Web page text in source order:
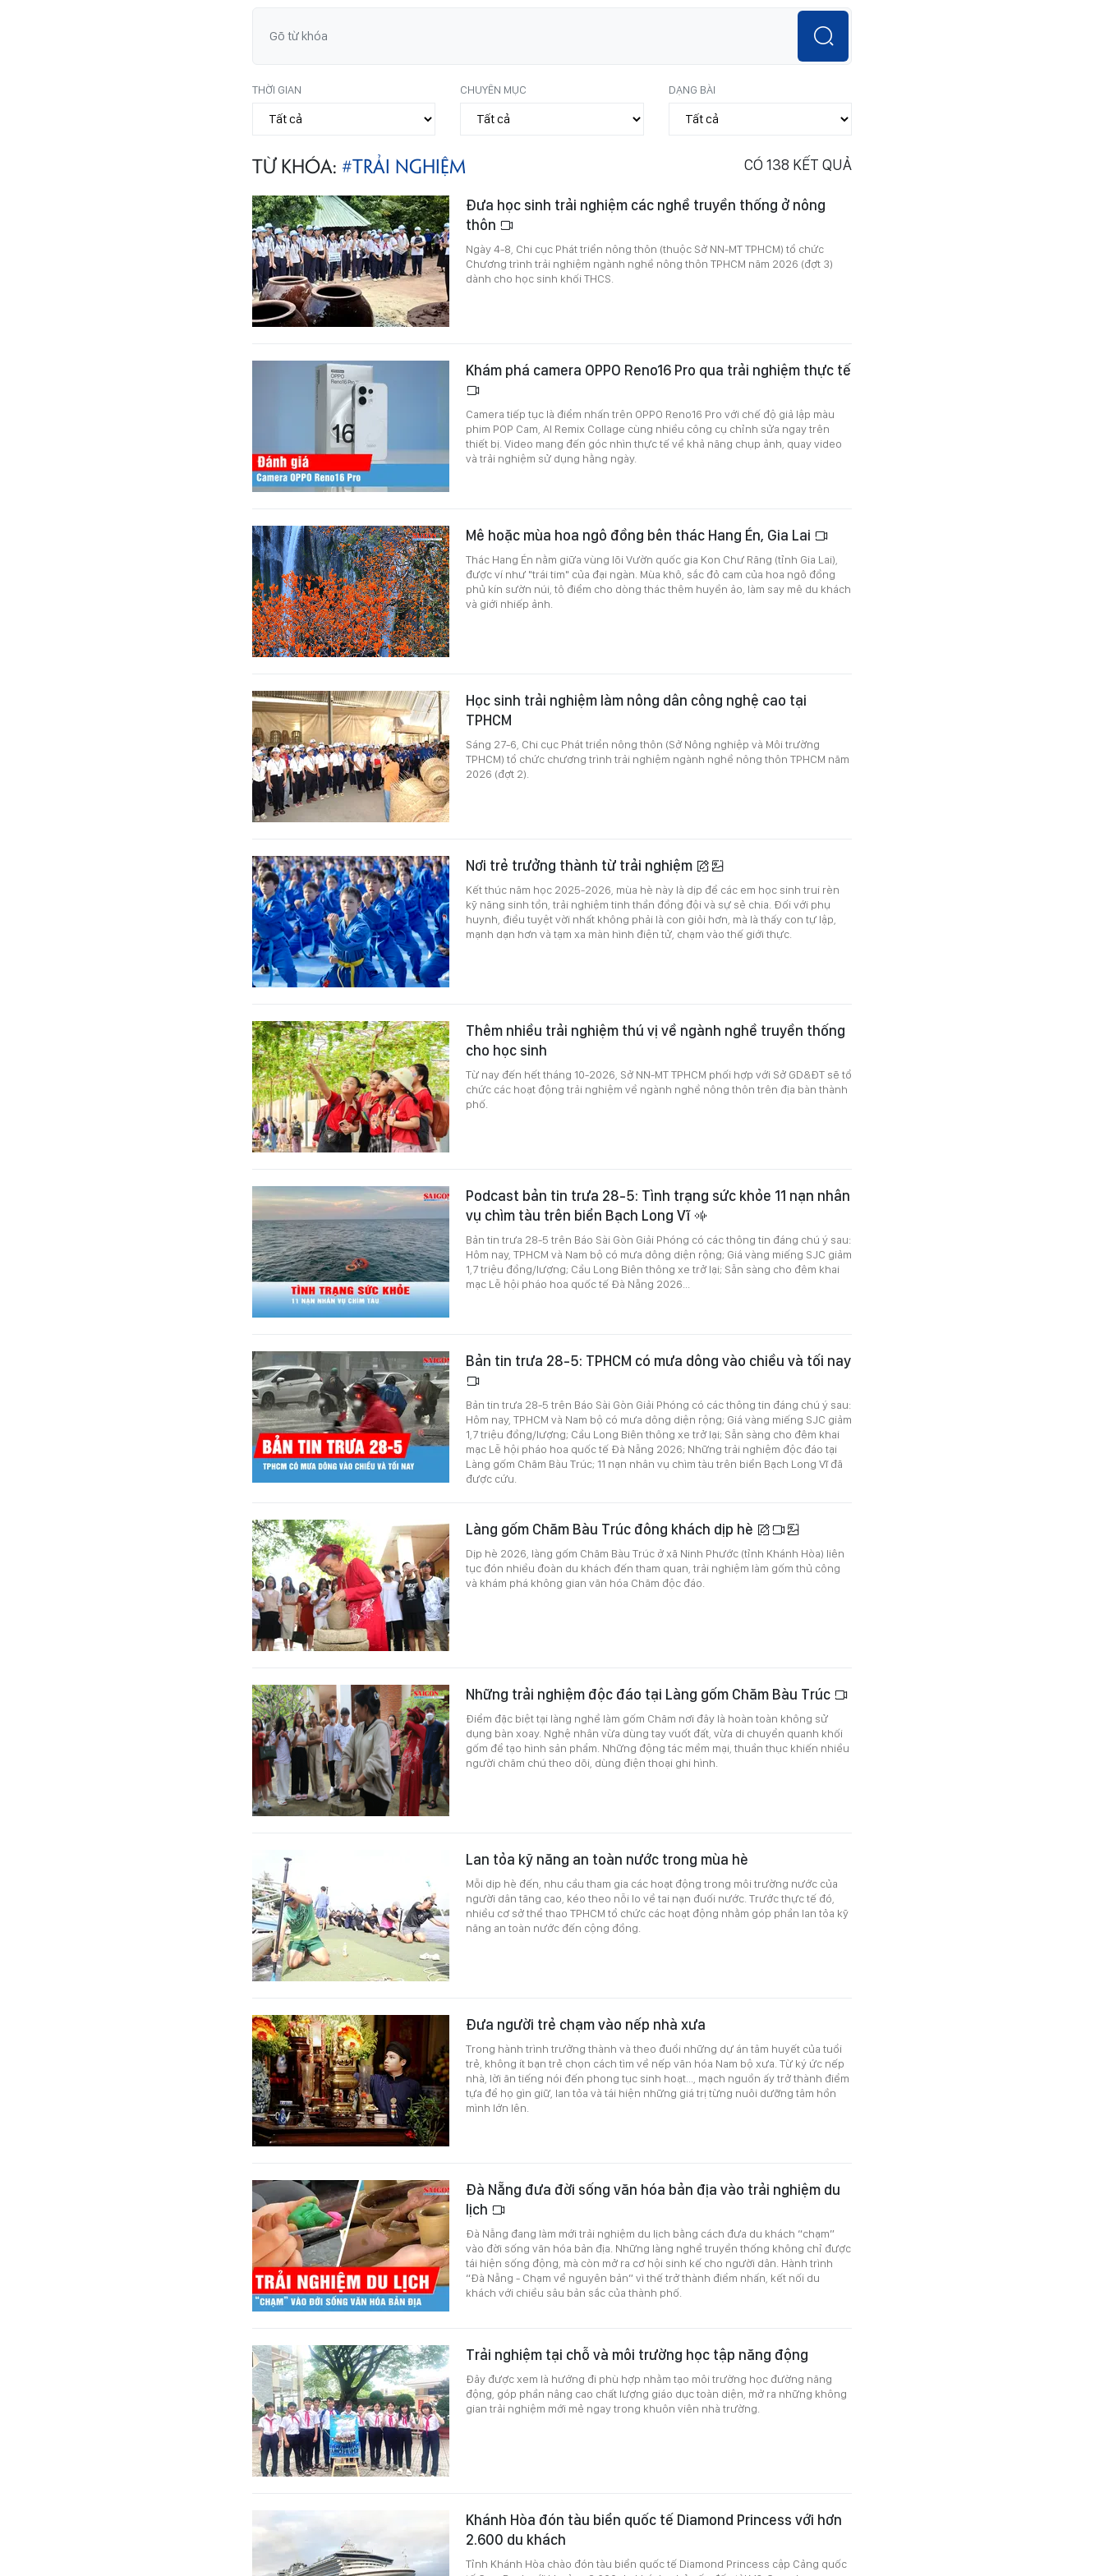
THỜI GIAN CHUYÊN MỤC DẠNG BÀI
TỪ KHÓA: #TRẢI NGHIỆM CÓ 138 KẾT QUẢ
Đưa học sinh trải nghiệm các nghề truyền thống ở nông
thôn
Ngày 4-8, Chi cục Phát triển nông thôn (thuộc Sở NN-MT TPHCM) tổ chức
Chương trình trải nghiệm ngành nghề nông thôn TPHCM năm 2026 (đợt 3)
dành cho học sinh khối THCS.
Khám phá camera OPPO Reno16 Pro qua trải nghiệm thực tế
Camera tiếp tục là điểm nhấn trên OPPO Reno16 Pro với chế độ giả lập màu
phim POP Cam, AI Remix Collage cùng nhiều công cụ chỉnh sửa ngay trên
thiết bị. Video mang đến góc nhìn thực tế về khả năng chụp ảnh, quay video
và trải nghiệm sử dụng hằng ngày.
Mê hoặc mùa hoa ngô đồng bên thác Hang Én, Gia Lai
Thác Hang Én nằm giữa vùng lõi Vườn quốc gia Kon Chư Răng (tỉnh Gia Lai),
được ví như "trái tim" của đại ngàn. Mùa khô, sắc đỏ cam của hoa ngô đồng
phủ kín sườn núi, tô điểm cho dòng thác thêm huyền ảo, làm say mê du khách
và giới nhiếp ảnh.
Học sinh trải nghiệm làm nông dân công nghệ cao tại
TPHCM
Sáng 27-6, Chi cục Phát triển nông thôn (Sở Nông nghiệp và Môi trường
TPHCM) tổ chức chương trình trải nghiệm ngành nghề nông thôn TPHCM năm
2026 (đợt 2).
Nơi trẻ trưởng thành từ trải nghiệm
Kết thúc năm học 2025-2026, mùa hè này là dịp để các em học sinh trui rèn
kỹ năng sinh tồn, trải nghiệm tinh thần đồng đội và sự sẻ chia. Đối với phụ
huynh, điều tuyệt vời nhất không phải là con giỏi hơn, mà là thấy con tự lập,
mạnh dạn hơn và tạm xa màn hình điện tử, chạm vào thế giới thực.
Thêm nhiều trải nghiệm thú vị về ngành nghề truyền thống
cho học sinh
Từ nay đến hết tháng 10-2026, Sở NN-MT TPHCM phối hợp với Sở GD&ĐT sẽ tổ
chức các hoạt động trải nghiệm về ngành nghề nông thôn trên địa bàn thành
phố.
Podcast bản tin trưa 28-5: Tình trạng sức khỏe 11 nạn nhân
vụ chìm tàu trên biển Bạch Long Vĩ
Bản tin trưa 28-5 trên Báo Sài Gòn Giải Phóng có các thông tin đáng chú ý sau:
Hôm nay, TPHCM và Nam bộ có mưa dông diện rộng; Giá vàng miếng SJC giảm
1,7 triệu đồng/lượng; Cầu Long Biên thông xe trở lại; Sẵn sàng cho đêm khai
mạc Lễ hội pháo hoa quốc tế Đà Nẵng 2026...
Bản tin trưa 28-5: TPHCM có mưa dông vào chiều và tối nay
Bản tin trưa 28-5 trên Báo Sài Gòn Giải Phóng có các thông tin đáng chú ý sau:
Hôm nay, TPHCM và Nam bộ có mưa dông diện rộng; Giá vàng miếng SJC giảm
1,7 triệu đồng/lượng; Cầu Long Biên thông xe trở lại; Sẵn sàng cho đêm khai
mạc Lễ hội pháo hoa quốc tế Đà Nẵng 2026; Những trải nghiệm độc đáo tại
Làng gốm Chăm Bàu Trúc; 11 nạn nhân vụ chìm tàu trên biển Bạch Long Vĩ đã
được cứu.
Làng gốm Chăm Bàu Trúc đông khách dịp hè
Dịp hè 2026, làng gốm Chăm Bàu Trúc ở xã Ninh Phước (tỉnh Khánh Hòa) liên
tục đón nhiều đoàn du khách đến tham quan, trải nghiệm làm gốm thủ công
và khám phá không gian văn hóa Chăm độc đáo.
Những trải nghiệm độc đáo tại Làng gốm Chăm Bàu Trúc
Điểm đặc biệt tại làng nghề làm gốm Chăm nơi đây là hoàn toàn không sử
dụng bàn xoay. Nghệ nhân vừa dùng tay vuốt đất, vừa di chuyển quanh khối
gốm để tạo hình sản phẩm. Những động tác mềm mại, thuần thục khiến nhiều
người chăm chú theo dõi, dùng điện thoại ghi hình.
Lan tỏa kỹ năng an toàn nước trong mùa hè
Mỗi dịp hè đến, nhu cầu tham gia các hoạt động trong môi trường nước của
người dân tăng cao, kéo theo nỗi lo về tai nạn đuối nước. Trước thực tế đó,
nhiều cơ sở thể thao TPHCM tổ chức các hoạt động nhằm góp phần lan tỏa kỹ
năng an toàn nước đến cộng đồng.
Đưa người trẻ chạm vào nếp nhà xưa
Trong hành trình trưởng thành và theo đuổi những dự án tâm huyết của tuổi
trẻ, không ít bạn trẻ chọn cách tìm về nếp văn hóa Nam bộ xưa. Từ ký ức nếp
nhà, lời ăn tiếng nói đến phong tục sinh hoạt..., mạch nguồn ấy trở thành điểm
tựa để họ gìn giữ, lan tỏa và tái hiện những giá trị từng nuôi dưỡng tâm hồn
mình lớn lên.
Đà Nẵng đưa đời sống văn hóa bản địa vào trải nghiệm du
lịch
Đà Nẵng đang làm mới trải nghiệm du lịch bằng cách đưa du khách “chạm”
vào đời sống văn hóa bản địa. Những làng nghề truyền thống không chỉ được
tái hiện sống động, mà còn mở ra cơ hội sinh kế cho người dân. Hành trình
“Đà Nẵng - Chạm về nguyên bản” vì thế trở thành điểm nhấn, kết nối du
khách với chiều sâu bản sắc của thành phố.
Trải nghiệm tại chỗ và môi trường học tập năng động
Đây được xem là hướng đi phù hợp nhằm tạo môi trường học đường năng
động, góp phần nâng cao chất lượng giáo dục toàn diện, mở ra những không
gian trải nghiệm mới mẻ ngay trong khuôn viên nhà trường.
Khánh Hòa đón tàu biển quốc tế Diamond Princess với hơn
2.600 du khách
Tỉnh Khánh Hòa chào đón tàu biển quốc tế Diamond Princess cập Cảng quốc